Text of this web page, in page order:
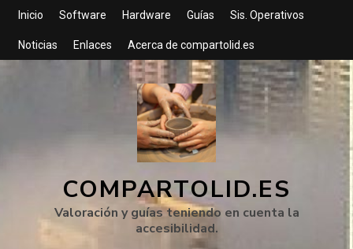
Inicio Software Hardware Guías Sis. Operativos
Noticias Enlaces Acerca de compartolid.es
COMPARTOLID.ES
Valoración y guías teniendo en cuenta la
accesibilidad.